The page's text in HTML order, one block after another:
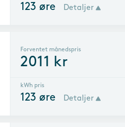
123 øre Detaljer
Forventet månedspris
2011 kr
kWh pris
123 øre Detaljer